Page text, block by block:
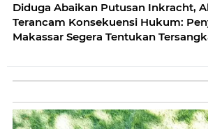
Diduga Abaikan Putusan Inkracht,
Terancam Konsekuensi Hukum:
Makassar Segera Tentukan